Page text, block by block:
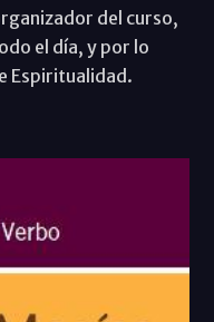
del curso,
el día, y por lo
Espiritualidad.